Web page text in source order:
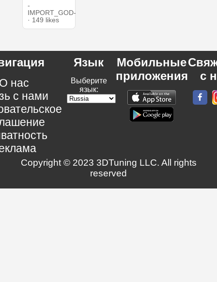
-
IMPORT_GOD-
· 149 likes
нас
с нами
Язык
Выберите
язык:
Мобильные
приложения
с
Copyright © 2023 3DTuning LLC. All rights
reserved